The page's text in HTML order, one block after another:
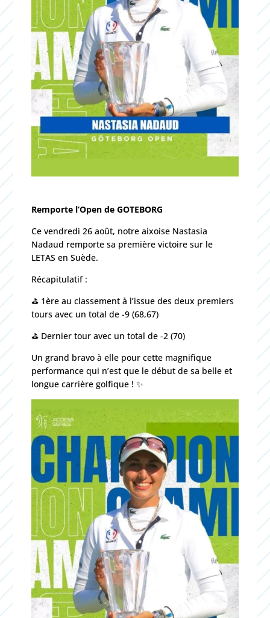
Remporte l’Open de GOTEBORG
Ce vendredi 26 août, notre aixoise Nastasia
Nadaud remporte sa première victoire sur le
LETAS en Suède.
Récapitulatif :
⛳️ 1ère au classement à l’issue des deux premiers
tours avec un total de -9 (68,67)
⛳️ Dernier tour avec un total de -2 (70)
Un grand bravo à elle pour cette magnifique
performance qui n’est que le début de sa belle et
longue carrière golfique ! ✨